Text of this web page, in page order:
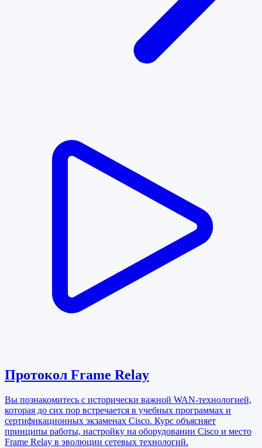
Протокол Frame Relay
Вы познакомитесь с исторически важной WAN-технологией,
которая до сих пор встречается в учебных программах и
сертификационных экзаменах Cisco. Курс объясняет
принципы работы, настройку на оборудовании Cisco и место
Frame Relay в эволюции сетевых технологий.